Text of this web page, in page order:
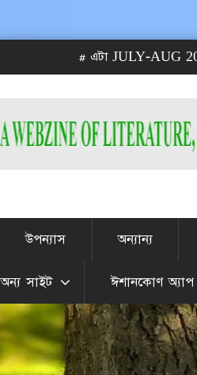
# এটা JULY-AUG 2026
উপন্যাস অন্যান্য
অন্য সাইট ঈশানকোণ অ্যাপ